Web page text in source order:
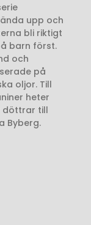
upp och
bli riktigt
barn först.
och
på
oljor. Till
heter
döttrar till
Byberg.